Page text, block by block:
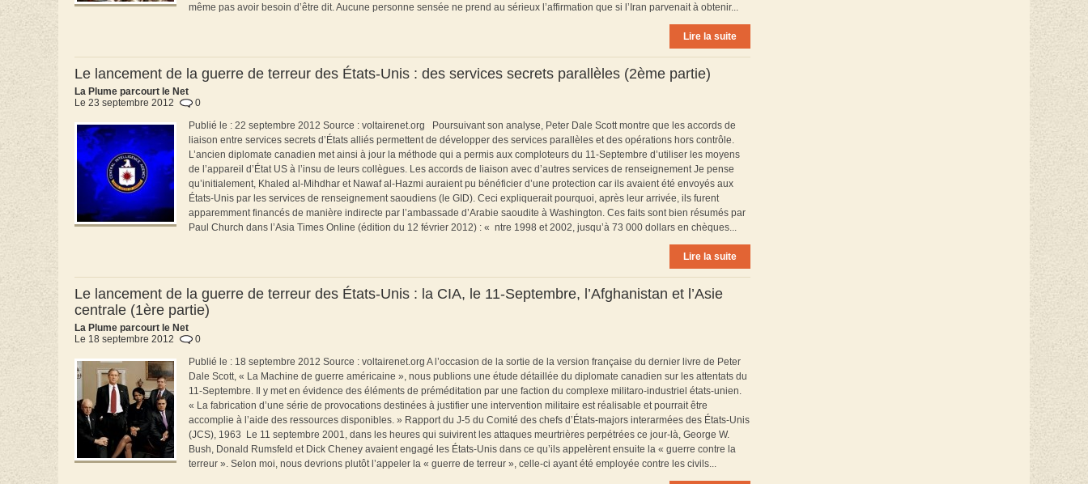
même pas avoir besoin d’être dit. Aucune personne sensée ne prend au sérieux l’affirmation que si l’Iran parvenait à obtenir...
Lire la suite
Le lancement de la guerre de terreur des États-Unis : des services secrets parallèles (2ème partie)
La Plume parcourt le Net
Le 23 septembre 2012
0
Publié le : 22 septembre 2012 Source : voltairenet.org Poursuivant son analyse, Peter Dale Scott montre que les accords de
liaison entre services secrets d’États alliés permettent de développer des services parallèles et des opérations hors contrôle.
L’ancien diplomate canadien met ainsi à jour la méthode qui a permis aux comploteurs du 11-Septembre d’utiliser les moyens
de l’appareil d’État US à l’insu de leurs collègues. Les accords de liaison avec d’autres services de renseignement Je pense
qu’initialement, Khaled al-Mihdhar et Nawaf al-Hazmi auraient pu bénéficier d’une protection car ils avaient été envoyés aux
États-Unis par les services de renseignement saoudiens (le GID). Ceci expliquerait pourquoi, après leur arrivée, ils furent
apparemment financés de manière indirecte par l’ambassade d’Arabie saoudite à Washington. Ces faits sont bien résumés par
Paul Church dans l’Asia Times Online (édition du 12 février 2012) : « ntre 1998 et 2002, jusqu’à 73 000 dollars en chèques...
Lire la suite
Le lancement de la guerre de terreur des États-Unis : la CIA, le 11-Septembre, l’Afghanistan et l’Asie
centrale (1ère partie)
La Plume parcourt le Net
Le 18 septembre 2012
0
Publié le : 18 septembre 2012 Source : voltairenet.org A l’occasion de la sortie de la version française du dernier livre de Peter
Dale Scott, « La Machine de guerre américaine », nous publions une étude détaillée du diplomate canadien sur les attentats du
11-Septembre. Il y met en évidence des éléments de préméditation par une faction du complexe militaro-industriel états-unien.
« La fabrication d’une série de provocations destinées à justifier une intervention militaire est réalisable et pourrait être
accomplie à l’aide des ressources disponibles. » Rapport du J-5 du Comité des chefs d’États-majors interarmées des États-Unis
(JCS), 1963 Le 11 septembre 2001, dans les heures qui suivirent les attaques meurtrières perpétrées ce jour-là, George W.
Bush, Donald Rumsfeld et Dick Cheney avaient engagé les États-Unis dans ce qu’ils appelèrent ensuite la « guerre contre la
terreur ». Selon moi, nous devrions plutôt l’appeler la « guerre de terreur », celle-ci ayant été employée contre les civils...